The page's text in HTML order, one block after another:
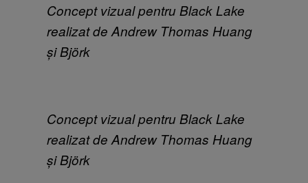
Concept vizual pentru Black Lake
realizat de Andrew Thomas Huang
și Björk
Concept vizual pentru Black Lake
realizat de Andrew Thomas Huang
și Björk